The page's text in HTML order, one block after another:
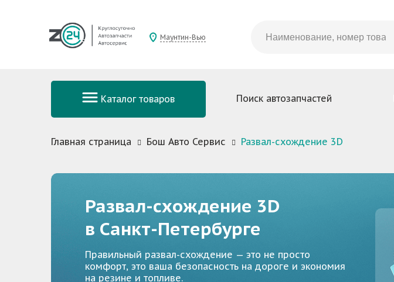
Маунтин-Вью
Каталог товаров Поиск автозапчастей
Главная страница Бош Авто Сервис Развал-схождение 3D
Развал-схождение 3D
в Санкт-Петербурге
Правильный развал-схождение — это не просто
комфорт, это ваша безопасность на дороге и экономия
на резине и топливе.